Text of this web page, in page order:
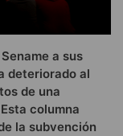
a sus
deteriorado al
de una
columna
la subvención